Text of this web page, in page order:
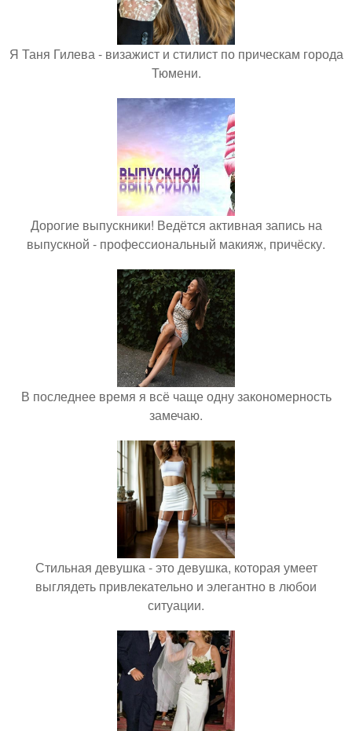
Я Таня Гилева - визажист и стилист по прическам города
Тюмени.
Дорогие выпускники! Ведётся активная запись на
выпускной - профессиональный макияж, причёску.
В последнее время я всё чаще одну закономерность
замечаю.
Стильная девушка - это девушка, которая умеет
выглядеть привлекательно и элегантно в любои
ситуации.